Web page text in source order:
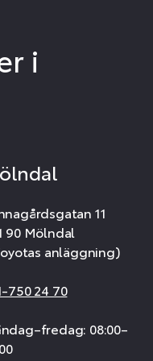
i
11
90 Mölndal
anläggning)
750 24 70
08:00–